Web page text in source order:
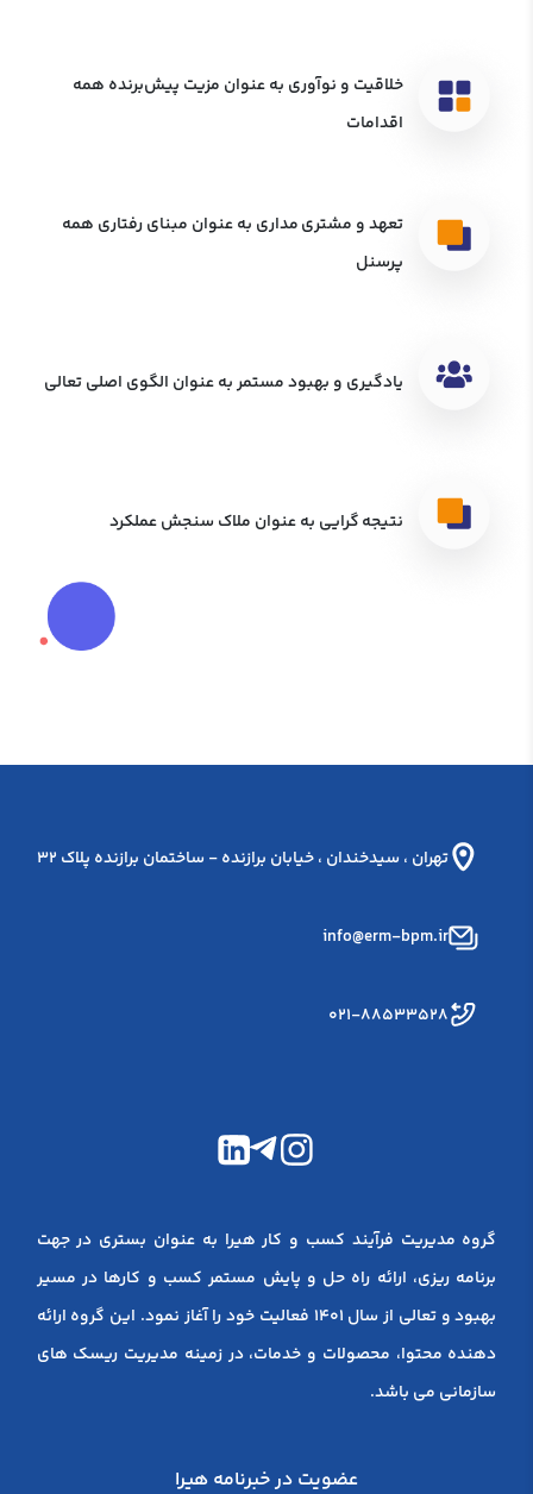
خلاقیت و نوآوری به عنوان مزیت پیش‌برنده همه
اقدامات
تعهد و مشتری مداری به عنوان مبنای رفتاری همه
پرسنل
یادگیری و بهبود مستمر به عنوان الگوی اصلی تعالی
نتیجه گرایی به عنوان ملاک سنجش عملکرد
تهران ، سيدخندان ، خيابان برازنده - ساختمان برازنده پلاک 32
info@erm-bpm.ir
۰۲۱-۸۸۵۳۳۵۲۸
گروه مدیریت فرآیند کسب و کار هیرا به عنوان بستری در جهت
برنامه ریزی، ارائه راه حل و پایش مستمر کسب و کارها در مسیر
بهبود و تعالی از سال 1401 فعالیت خود را آغاز نمود. این گروه ارائه
دهنده محتوا، محصولات و خدمات، در زمینه مدیریت ریسک های
سازمانی می باشد.
عضویت در خبرنامه هیرا